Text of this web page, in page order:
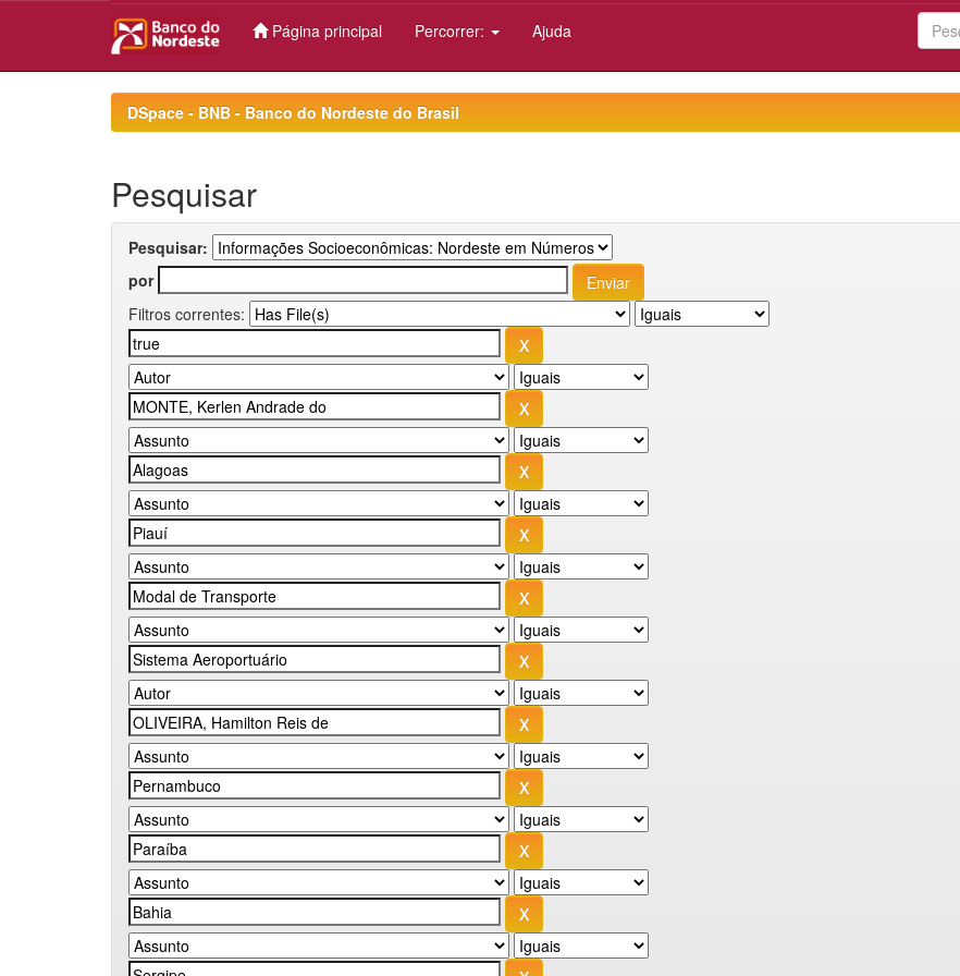
Página principal Percorrer: Ajuda
DSpace - BNB - Banco do Nordeste do Brasil
Pesquisar
Pesquisar:
por
Filtros correntes: